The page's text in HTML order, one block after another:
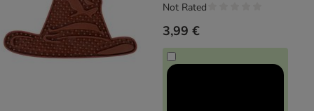
3,99 €
Not Rated